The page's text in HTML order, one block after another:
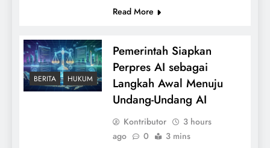
Read More
BERITA HUKUM
Pemerintah Siapkan
Perpres AI sebagai
Langkah Awal Menuju
Undang-Undang AI
Kontributor
3 hours
ago
0 3 mins